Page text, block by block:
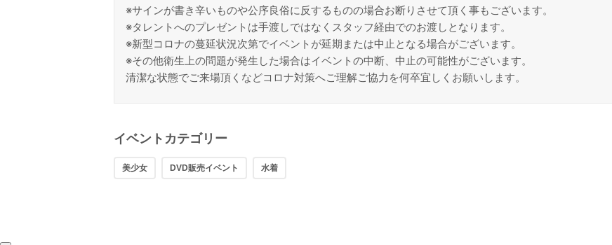
※サインが書き辛いものや公序良俗に反するものの場合お断りさせて頂く事もございます。
※タレントへのプレゼントは手渡しではなくスタッフ経由でのお渡しとなります。
※新型コロナの蔓延状況次第でイベントが延期または中止となる場合がございます。
※その他衛生上の問題が発生した場合はイベントの中断、中止の可能性がございます。
清潔な状態でご来場頂くなどコロナ対策へご理解ご協力を何卒宜しくお願いします。
イベントカテゴリー
美少女 DVD販売イベント 水着